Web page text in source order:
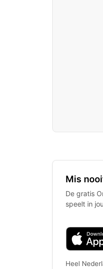
Mis
De gratis
speelt in
Heel